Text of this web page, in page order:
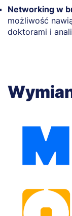
Networking w
możliwość
doktorami i